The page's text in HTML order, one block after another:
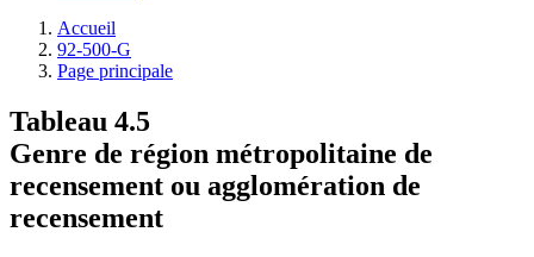
Accueil
92-500-G
Page principale
Tableau 4.5
Genre de région métropolitaine de
recensement ou agglomération de
recensement